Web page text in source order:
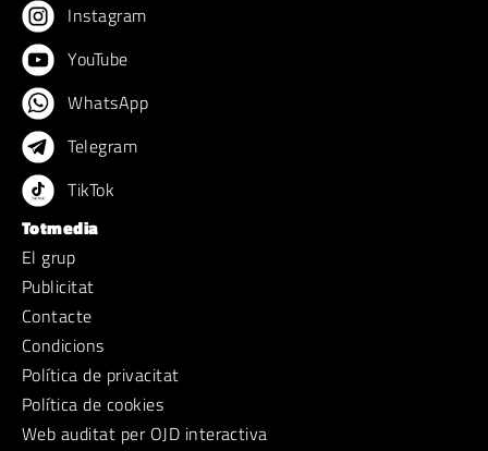
Instagram
YouTube
WhatsApp
Telegram
TikTok
Totmedia
El grup
Publicitat
Contacte
Condicions
Política de privacitat
Política de cookies
Web auditat per OJD interactiva